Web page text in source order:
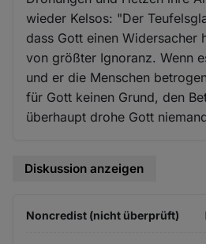
wieder Kelsos: "Der
dass Gott einen Widersacher
von größter Ignoranz. Wenn
und er die Menschen
für Gott keinen Grund, den
überhaupt drohe Gott
Diskussion anzeigen
Noncredist (nicht überprüft)